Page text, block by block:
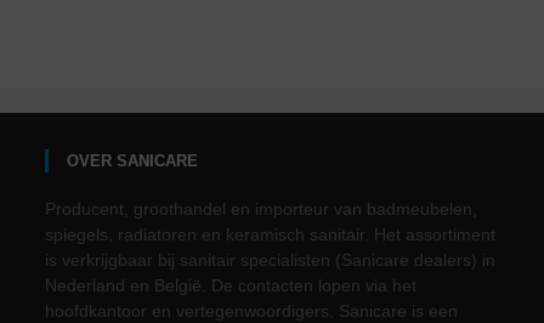
OVER SANICARE
Producent, groothandel en importeur van badmeubelen,
spiegels, radiatoren en keramisch sanitair. Het assortiment
is verkrijgbaar bij sanitair specialisten (Sanicare dealers) in
Nederland en België. De contacten lopen via het
hoofdkantoor en vertegenwoordigers. Sanicare is een